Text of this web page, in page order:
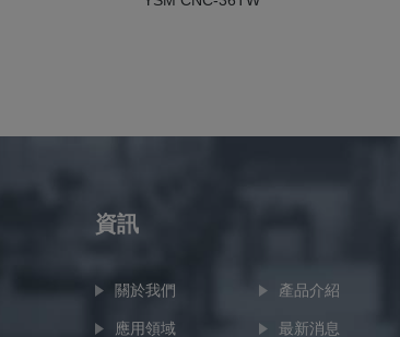
資訊
關於我們 產品介紹
應用領域 最新消息